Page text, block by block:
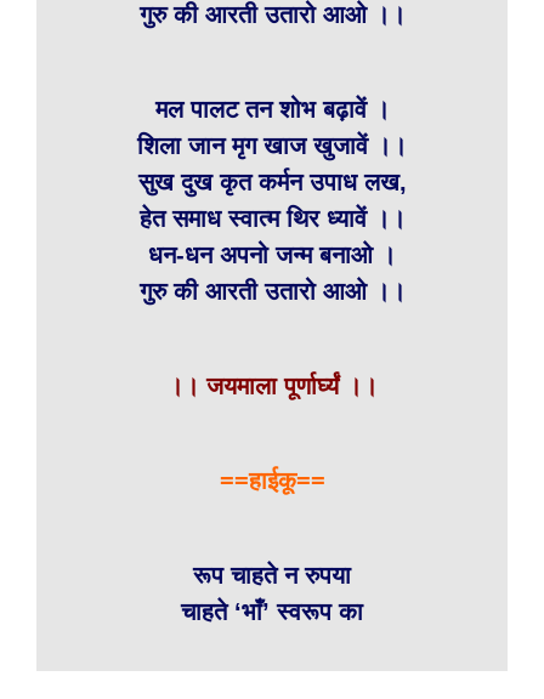
गुरु की आरती उतारो आओ ।।
मल पालट तन शोभ बढ़ावें ।
शिला जान मृग खाज खुजावें ।।
सुख दुख कृत कर्मन उपाध लख,
हेत समाध स्वात्म थिर ध्यावें ।।
धन-धन अपनो जन्म बनाओ ।
गुरु की आरती उतारो आओ ।।
।। जयमाला पूर्णार्घ्यं ।।
==हाईकू==
रूप चाहते न रुपया
चाहते ‘भाँ’ स्वरूप का